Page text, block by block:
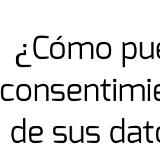
¿Cómo
de sus